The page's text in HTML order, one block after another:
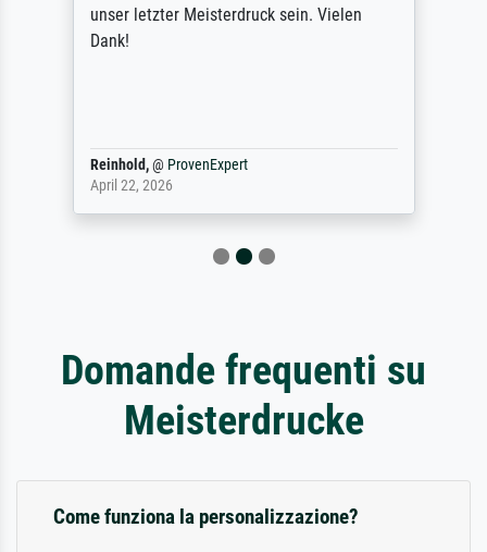
unser letzter Meisterdruck sein. Vielen
Dank!
Reinhold,@ ProvenExpert
April 22, 2026
Domande frequenti su
Meisterdrucke
Come funziona la personalizzazione?